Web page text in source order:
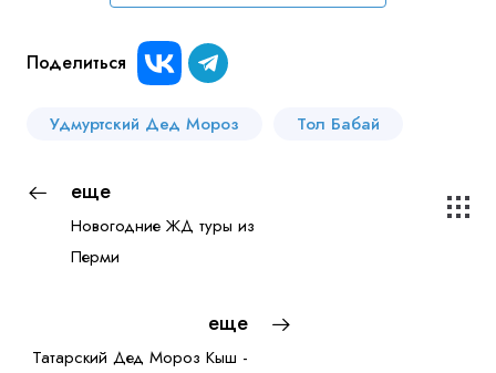
Поделиться
Удмуртский Дед Мороз Тол Бабай
еще
Новогодние ЖД туры из
Перми
еще
Татарский Дед Мороз Кыш -